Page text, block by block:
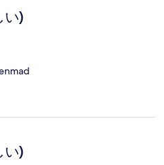
い)
い)